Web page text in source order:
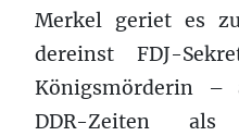
Merkel geriet es
dereinst FDJ-
Königsmörderin –
DDR-Zeiten als